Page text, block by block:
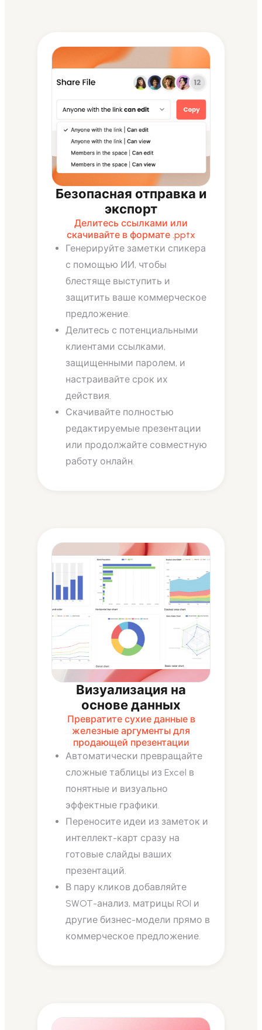
Безопасная отправка и
экспорт
Делитесь ссылками или
скачивайте в формате .pptx
Генерируйте заметки спикера
с помощью ИИ, чтобы
блестяще выступить и
защитить ваше коммерческое
предложение.
Делитесь с потенциальными
клиентами ссылками,
защищенными паролем, и
настраивайте срок их
действия.
Скачивайте полностью
редактируемые презентации
или продолжайте совместную
работу онлайн.
Визуализация на
основе данных
Превратите сухие данные в
железные аргументы для
продающей презентации
Автоматически превращайте
сложные таблицы из Excel в
понятные и визуально
эффектные графики.
Переносите идеи из заметок и
интеллект-карт сразу на
готовые слайды ваших
презентаций.
В пару кликов добавляйте
SWOT-анализ, матрицы ROI и
другие бизнес-модели прямо в
коммерческое предложение.